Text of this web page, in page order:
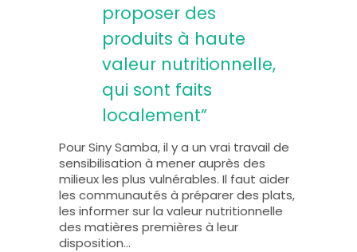
proposer des
produits à haute
valeur nutritionnelle,
qui sont faits
localement”
Pour Siny Samba, il y a un vrai travail de
sensibilisation à mener auprès des
milieux les plus vulnérables. Il faut aider
les communautés à préparer des plats,
les informer sur la valeur nutritionnelle
des matières premières à leur
disposition…